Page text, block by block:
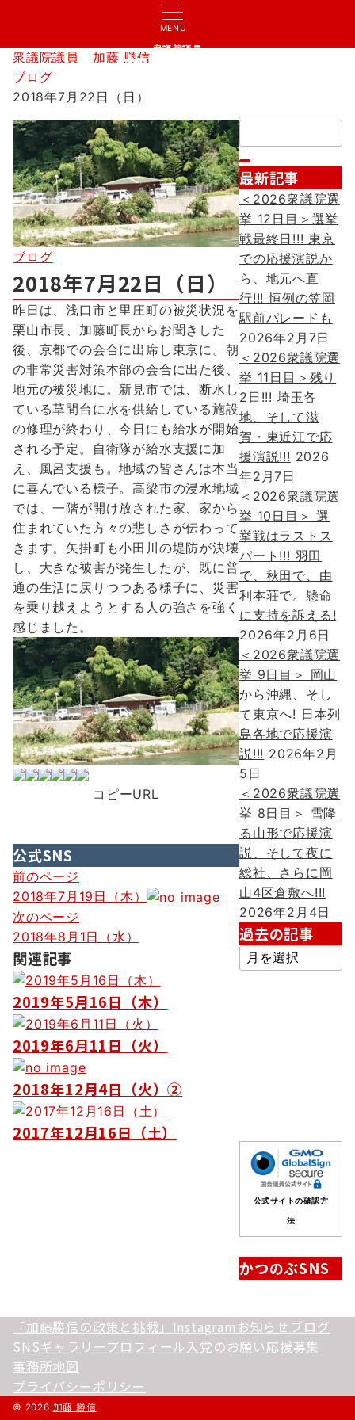
MENU
衆議院議員
加藤 勝信
衆議院議員 加藤 勝信
ブログ
2018年7月22日（日）
ブログ
2018年7月22日（日）
昨日は、浅口市と里庄町の被災状況を
栗山市長、加藤町長からお聞きした
後、京都での会合に出席し東京に。朝
の非常災害対策本部の会合に出た後、
地元の被災地に。新見市では、断水し
ている草間台に水を供給している施設
の修理が終わり、今日にも給水が開始
される予定。自衛隊が給水支援に加
え、風呂支援も。地域の皆さんは本当
に喜んでいる様子。高梁市の浸水地域
では、一階が開け放された家、家から
住まれていた方々の悲しさが伝わって
きます。矢掛町も小田川の堤防が決壊
し、大きな被害が発生したが、既に普
通の生活に戻りつつある様子に、災害
を乗り越えようとする人の強さを強く
感じました。
コピーURL
公式SNS
投
稿
ナ
ビ
ゲ
ー
シ
ョ
ン
前のページ
2018年7月19日（木）
次のページ
2018年8月1日（水）
関連記事
2019年5月16日（木）
2019年6月11日（火）
2018年12月4日（火）②
2017年12月16日（土）
検
索：
最新記事
＜2026衆議院選
挙 12日目＞選挙
戦最終日!!! 東京
での応援演説か
ら、地元へ直
行!!! 恒例の笠岡
駅前パレードも
2026年2月7日
＜2026衆議院選
挙 11日目＞残り
2日!!! 埼玉各
地、そして滋
賀・東近江で応
援演説!!! 2026
年2月7日
＜2026衆議院選
挙 10日目＞ 選
挙戦はラストス
パート!!! 羽田
で、秋田で、由
利本荘で。懸命
に支持を訴える!
2026年2月6日
＜2026衆議院選
挙 9日目＞ 岡山
から沖縄、そし
て東京へ! 日本列
島各地で応援演
説!!! 2026年2月
5日
＜2026衆議院選
挙 8日目＞ 雪降
る山形で応援演
説、そして夜に
総社、さらに岡
山4区倉敷へ!!!
2026年2月4日
過去の記事
過
去
公式サイトの確認方
法
かつのぶSNS
「加藤勝信の政策と挑戦」 Instagram お知らせ ブログ
SNSギャラリープロフィール 入党のお願い応援募集
事務所地図
プライバシーポリシー
© 2026 加藤 勝信